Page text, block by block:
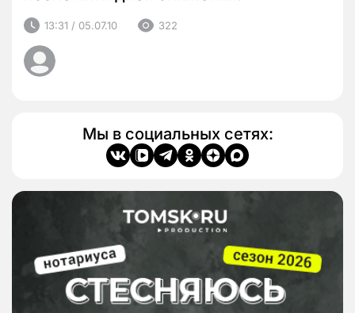
13:31 / 05.07.10 322
Мы в социальных сетях: